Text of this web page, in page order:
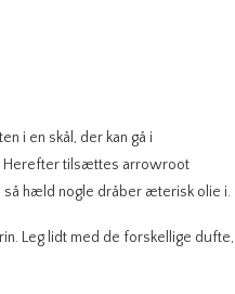
i en skål, der kan gå i
Herefter tilsættes arrowroot
så hæld nogle dråber æterisk olie i.
Leg lidt med de forskellige dufte,